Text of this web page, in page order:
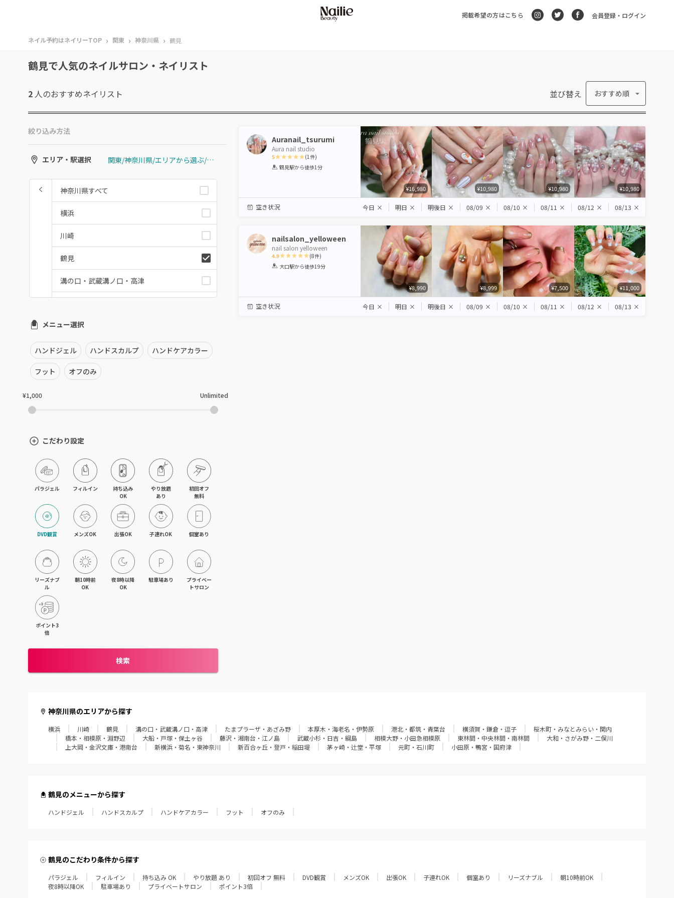
掲載希望の方はこちら 会員登録・ログイン
ネイル予約はネイリーTOP › 関東 › 神奈川県 › 鶴見
鶴見で人気のネイルサロン・ネイリスト
2 人のおすすめネイリスト 並び替え おすすめ順
絞り込み方法
エリア・駅選択 関東/神奈川県/エリアから選ぶ/鶴見
神奈川県すべて
横浜
川崎
鶴見
溝の口・武蔵溝ノ口・高津
本厚木・海老名・伊勢原
港北・都筑・青葉台
横須賀・鎌倉・逗子
大船・戸塚・保土ヶ谷
藤沢・湘南台・江ノ島
武蔵小杉・日吉・綱島
相模大野・小田急相模原
東林間・中央林間・南林間
大和・さがみ野・二俣川
上大岡・金沢文庫・港南台
メニュー選択
ハンドジェル ハンドスカルプ ハンドケアカラー
フット オフのみ
¥1,000 Unlimited
こだわり設定
パラジェル フィルイン
持ち込み
OK
やり放題
あり
初回オフ
無料
DVD観賞 メンズOK 出張OK 子連れOK 個室あり
リーズナブ
ル
朝10時前
OK
夜8時以降
OK
駐車場あり
プライベー
トサロン
ポイント3
倍
検索
Auranail_tsurumi
Aura nail studio
5
1 2 3 4 5
(1件)
鶴見駅から徒歩1分
¥16,980 ¥10,980 ¥10,980 ¥10,980
空き状況 今日 × 明日 × 明後日 × 08/09 × 08/10 × 08/11 × 08/12 × 08/13 ×
nailsalon_yelloween
nail salon yelloween
4.9
1 2 3 4 5
(8件)
大口駅から徒歩19分
¥8,990 ¥8,999 ¥7,500 ¥11,000
空き状況 今日 × 明日 × 明後日 × 08/09 × 08/10 × 08/11 × 08/12 × 08/13 ×
神奈川県のエリアから探す
横浜 川崎 鶴見 溝の口・武蔵溝ノ口・高津 たまプラーザ・あざみ野 本厚木・海老名・伊勢原 港北・都筑・青葉台 横須賀・鎌倉・逗子
桜木町・みなとみらい・関内
橋本・相模原・淵野辺
大船・戸塚・保土ヶ谷 藤沢・湘南台・江ノ島 武蔵小杉・日吉・綱島 相模大野・小田急相模原 東林間・中央林間・南林間
大和・さがみ野・二俣川
上大岡・金沢文庫・港南台
新横浜・菊名・東神奈川 新百合ヶ丘・登戸・稲田堤 茅ヶ崎・辻堂・平塚 元町・石川町 小田原・鴨宮・国府津
鶴見のメニューから探す
ハンドジェル ハンドスカルプ ハンドケアカラー フット オフのみ
鶴見のこだわり条件から探す
パラジェル フィルイン 持ち込み OK やり放題 あり 初回オフ 無料 DVD観賞 メンズOK 出張OK 子連れOK 個室あり リーズナブル
朝10時前OK
夜8時以降OK
駐車場あり プライベートサロン ポイント3倍